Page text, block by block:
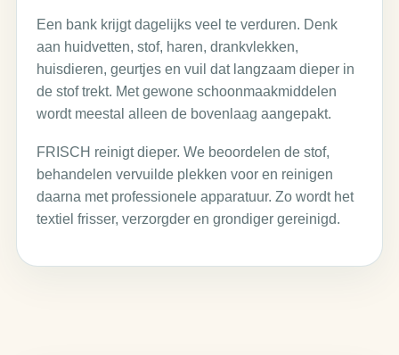
Een bank krijgt dagelijks veel te verduren. Denk
aan huidvetten, stof, haren, drankvlekken,
huisdieren, geurtjes en vuil dat langzaam dieper in
de stof trekt. Met gewone schoonmaakmiddelen
wordt meestal alleen de bovenlaag aangepakt.
FRISCH reinigt dieper. We beoordelen de stof,
behandelen vervuilde plekken voor en reinigen
daarna met professionele apparatuur. Zo wordt het
textiel frisser, verzorgder en grondiger gereinigd.